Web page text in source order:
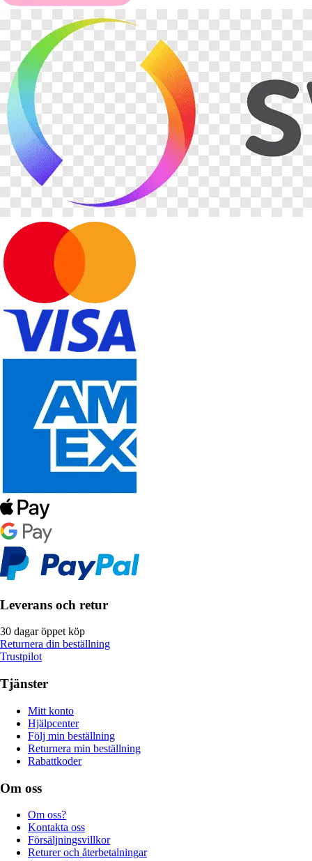
Leverans och retur
30 dagar öppet köp
Returnera din beställning
Trustpilot
Tjänster
Mitt konto
Hjälpcenter
Följ min beställning
Returnera min beställning
Rabattkoder
Om oss
Om oss?
Kontakta oss
Försäljningsvillkor
Returer och återbetalningar